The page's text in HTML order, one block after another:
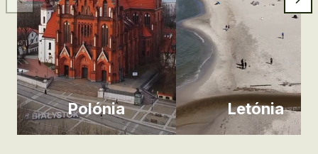
Polónia Letónia